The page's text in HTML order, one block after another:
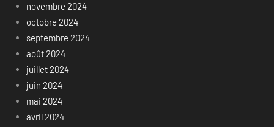
novembre 2024
octobre 2024
septembre 2024
août 2024
juillet 2024
juin 2024
mai 2024
avril 2024